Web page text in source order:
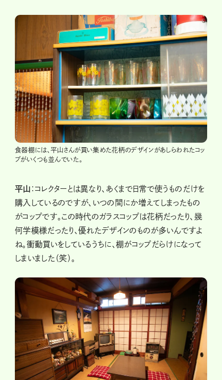
食器棚には、平山さんが買い集めた花柄のデザインがあしらわれたコッ
プがいくつも並んでいた。
平山 ：コレクターとは異なり、あくまで日常で使うものだけを
購入しているのですが、いつの間にか増えてしまったもの
がコップです。この時代のガラスコップは花柄だったり、幾
何学模様だったり、優れたデザインのものが多いんですよ
ね。衝動買いをしているうちに、棚がコップだらけになって
しまいました（笑）。